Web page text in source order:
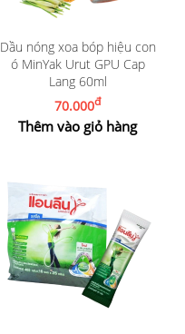
Dầu nóng xoa bóp hiệu con
ó MinYak Urut GPU Cap
Lang 60ml
70.000đ
Thêm vào giỏ hàng